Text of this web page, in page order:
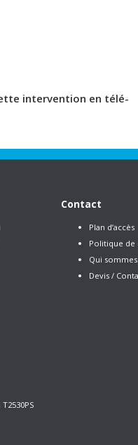
intervention en télé-
T2530PS
Contact
Plan d’accès
Politique
Qui
Devis /